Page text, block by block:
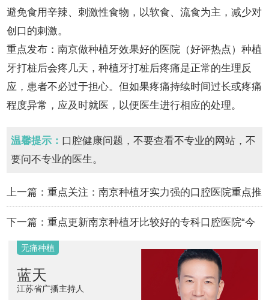
避免食用辛辣、刺激性食物，以软食、流食为主，减少对
创口的刺激。
重点发布：南京做种植牙效果好的医院（好评热点）种植
牙打桩后会疼几天，种植牙打桩后疼痛是正常的生理反
应，患者不必过于担心。但如果疼痛持续时间过长或疼痛
程度异常，应及时就医，以便医生进行相应的处理。
温馨提示： 口腔健康问题，不要查看不专业的网站，不
要问不专业的医生。
上一篇：重点关注：南京种植牙实力强的口腔医院重点推
荐“榜单推荐”种植牙打桩后要疼几天…
下一篇：重点更新南京种植牙比较好的专科口腔医院“今
无痛种植
蓝天
江苏省广播主持人